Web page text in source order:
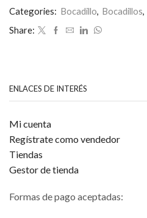
cantidad
0
5
Categories: Bocadillo Bocadillos
Share:
ENLACES DE INTERÉS
Mi cuenta
Regístrate como vendedor
Tiendas
Gestor de tienda
Formas de pago aceptadas: